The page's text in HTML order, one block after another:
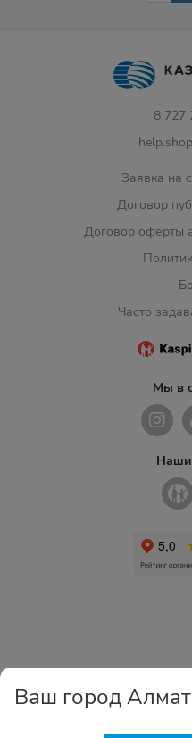
8 727
Заявка на
Договор
Договор оферты
Часто
Мы в
Наши
Ваш город